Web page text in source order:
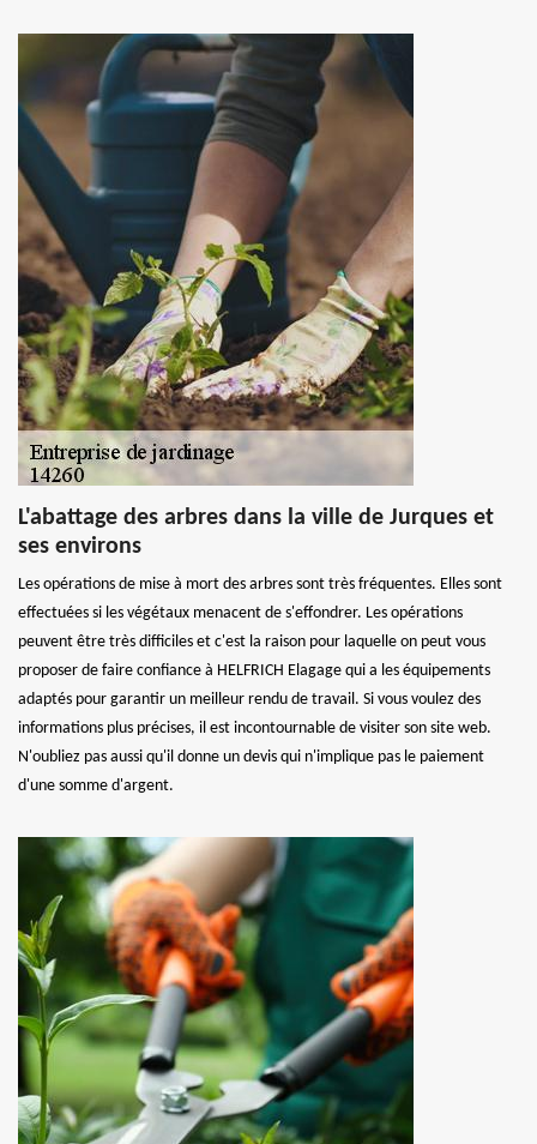
L'abattage des arbres dans la ville de Jurques et
ses environs
Les opérations de mise à mort des arbres sont très fréquentes. Elles sont
effectuées si les végétaux menacent de s'effondrer. Les opérations
peuvent être très difficiles et c'est la raison pour laquelle on peut vous
proposer de faire confiance à HELFRICH Elagage qui a les équipements
adaptés pour garantir un meilleur rendu de travail. Si vous voulez des
informations plus précises, il est incontournable de visiter son site web.
N'oubliez pas aussi qu'il donne un devis qui n'implique pas le paiement
d'une somme d'argent.